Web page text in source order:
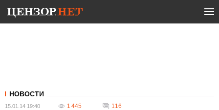
НОВОСТИ
15.01.14 19:40 1 445 116